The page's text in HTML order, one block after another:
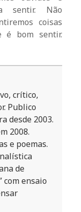
sentir. Não
coisas
é bom sentir.
crítico,
Publico
desde 2003.
2008.
e poemas.
de
com ensaio